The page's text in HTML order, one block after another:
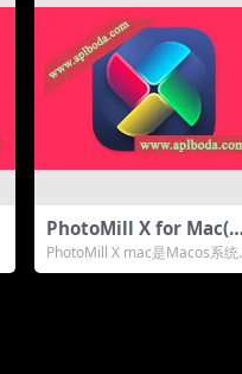
PhotoMill X for Mac(图
片批处理工具)v2.8.1最
直装版
PhotoMill X mac是Macos系统
一款图片批量处理工具，可以